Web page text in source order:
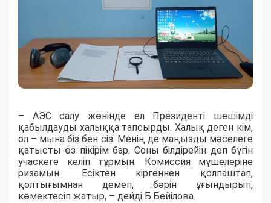
– АЭС салу жөнінде ел Президенті шешімді
қабылдауды халыққа тапсырды. Халық деген кім,
ол – мына біз бен сіз. Менің де маңызды мәселеге
қатысты өз пікірім бар. Соны білдірейін деп бүгін
учаскеге келіп тұрмын. Комиссия мүшелеріне
ризамын. Есіктен кіргеннен қолпаштап,
қолтығымнан демеп, бәрін ұғындырып,
көмектесіп жатыр, – дейді Б.Бейілова.